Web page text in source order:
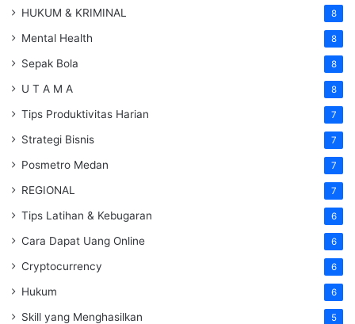
HUKUM & KRIMINAL 8
Mental Health 8
Sepak Bola 8
U T A M A 8
Tips Produktivitas Harian 7
Strategi Bisnis 7
Posmetro Medan 7
REGIONAL 7
Tips Latihan & Kebugaran 6
Cara Dapat Uang Online 6
Cryptocurrency 6
Hukum 6
Skill yang Menghasilkan 5